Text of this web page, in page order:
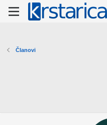
Članovi